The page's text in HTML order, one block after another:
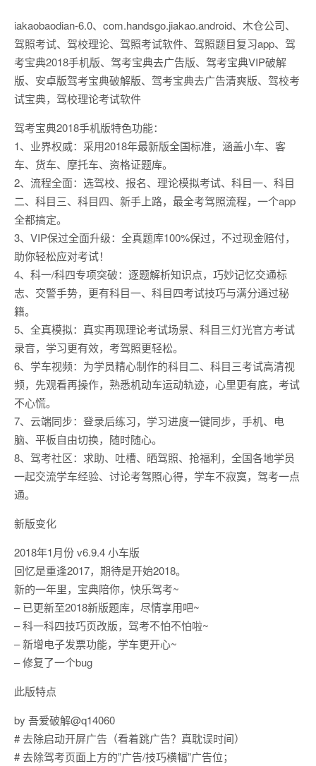
iakaobaodian-6.0、com.handsgo.jiakao.android、木仓公司、
驾照考试、驾校理论、驾照考试软件、驾照题目复习app、驾
考宝典2018手机版、驾考宝典去广告版、驾考宝典VIP破解
版、安卓版驾考宝典破解版、驾考宝典去广告清爽版、驾校考
试宝典，驾校理论考试软件
驾考宝典2018手机版特色功能：
1、业界权威：采用2018年最新版全国标准，涵盖小车、客
车、货车、摩托车、资格证题库。
2、流程全面：选驾校、报名、理论模拟考试、科目一、科目
二、科目三、科目四、新手上路，最全考驾照流程，一个app
全都搞定。
3、VIP保过全面升级：全真题库100%保过，不过现金赔付，
助你轻松应对考试！
4、科一/科四专项突破：逐题解析知识点，巧妙记忆交通标
志、交警手势，更有科目一、科目四考试技巧与满分通过秘
籍。
5、全真模拟：真实再现理论考试场景、科目三灯光官方考试
录音，学习更有效，考驾照更轻松。
6、学车视频：为学员精心制作的科目二、科目三考试高清视
频，先观看再操作，熟悉机动车运动轨迹，心里更有底，考试
不心慌。
7、云端同步：登录后练习，学习进度一键同步，手机、电
脑、平板自由切换，随时随心。
8、驾考社区：求助、吐槽、晒驾照、抢福利，全国各地学员
一起交流学车经验、讨论考驾照心得，学车不寂寞，驾考一点
通。
新版变化
2018年1月份 v6.9.4 小车版
回忆是重逢2017，期待是开始2018。
新的一年里，宝典陪你，快乐驾考~
– 已更新至2018新版题库，尽情享用吧~
– 科一科四技巧页改版，驾考不怕不怕啦~
– 新增电子发票功能，学车更开心~
– 修复了一个bug
此版特点
by 吾爱破解@q14060
# 去除启动开屏广告（看着跳广告？真耽误时间）
# 去除驾考页面上方的”广告/技巧横幅”广告位；